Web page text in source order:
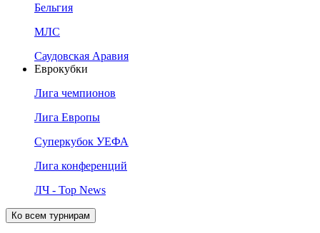
Бельгия
МЛС
Саудовская Аравия
Еврокубки
Лига чемпионов
Лига Европы
Суперкубок УЕФА
Лига конференций
ЛЧ - Top News
Ко всем турнирам